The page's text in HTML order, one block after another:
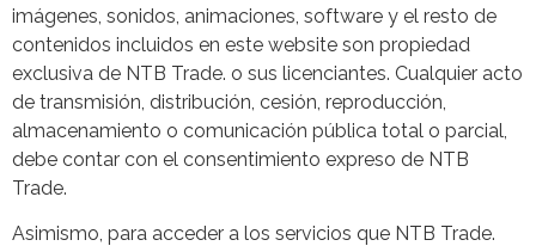
imágenes, sonidos, animaciones, software y el resto de
contenidos incluidos en este website son propiedad
exclusiva de NTB Trade. o sus licenciantes. Cualquier acto
de transmisión, distribución, cesión, reproducción,
almacenamiento o comunicación pública total o parcial,
debe contar con el consentimiento expreso de NTB
Trade.
Asimismo, para acceder a los servicios que NTB Trade.